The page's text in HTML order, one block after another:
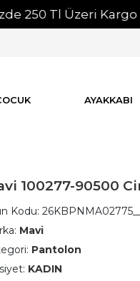
Tl Üzeri Kargo
AYAKKABI
100277-90500
Kodu:
Mavi
Pantolon
KADIN